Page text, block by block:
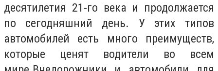
десятилетия 21-го века и продолжается
по сегодняшний день. У этих типов
автомобилей есть много преимуществ,
которые ценят водители во всем